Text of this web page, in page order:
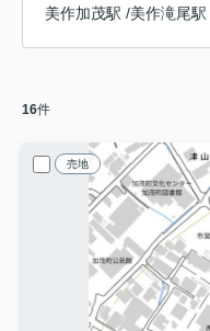
美作加茂駅 /美作滝尾駅
16件
売地